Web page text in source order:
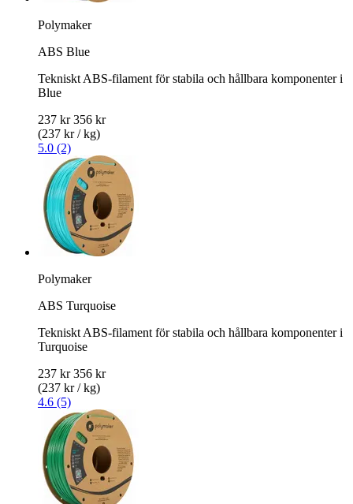
Polymaker
ABS Blue
Tekniskt ABS-filament för stabila och hållbara komponenter i
Blue
237 kr 356 kr
(237 kr / kg)
5.0 (2)
Polymaker
ABS Turquoise
Tekniskt ABS-filament för stabila och hållbara komponenter i
Turquoise
237 kr 356 kr
(237 kr / kg)
4.6 (5)